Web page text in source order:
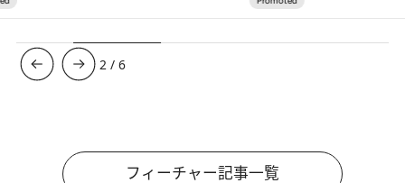
3 /6
フィーチャー記事一覧